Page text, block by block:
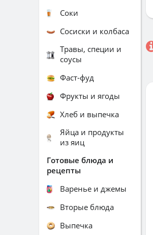
Соки
Сосиски и колбаса
Травы, специи и
соусы
Фаст-фуд
Фрукты и ягоды
Хлеб и выпечка
Яйца и продукты
из яиц
Готовые блюда и
рецепты
Варенье и джемы
Вторые блюда
Выпечка